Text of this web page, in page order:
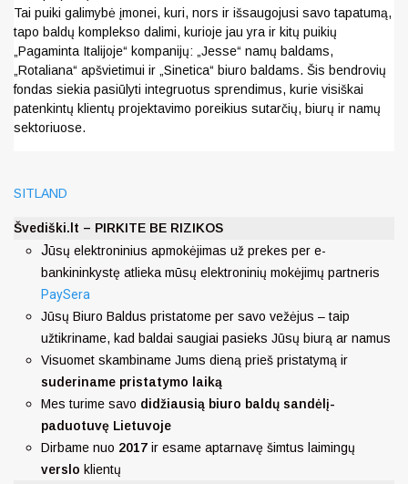
Tai puiki galimybė įmonei, kuri, nors ir išsaugojusi savo tapatumą,
tapo baldų komplekso dalimi, kurioje jau yra ir kitų puikių
„Pagaminta Italijoje“ kompanijų: „Jesse“ namų baldams,
„Rotaliana“ apšvietimui ir „Sinetica“ biuro baldams. Šis bendrovių
fondas siekia pasiūlyti integruotus sprendimus, kurie visiškai
patenkintų klientų projektavimo poreikius sutarčių, biurų ir namų
sektoriuose.
SITLAND
Švediški.lt – PIRKITE BE RIZIKOS
Jūsų elektroninius apmokėjimas už prekes per e-
bankininkystę atlieka mūsų elektroninių mokėjimų partneris
PaySera
Jūsų Biuro Baldus pristatome per savo vežėjus – taip
užtikriname, kad baldai saugiai pasieks Jūsų biurą ar namus
Visuomet skambiname Jums dieną prieš pristatymą ir
suderiname pristatymo laiką
Mes turime savo didžiausią biuro baldų sandėlį-
paduotuvę Lietuvoje
Dirbame nuo 2017 ir esame aptarnavę šimtus laimingų
verslo klientų